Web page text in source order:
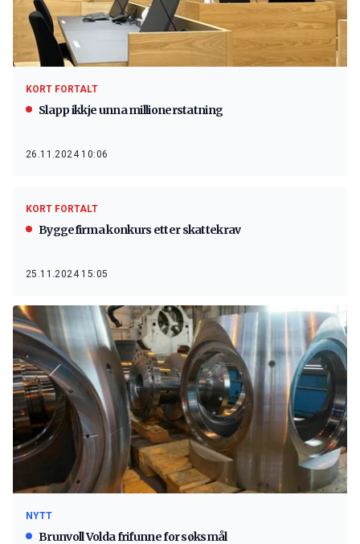
KORT FORTALT
Slapp ikkje unna millionerstatning
26.11.2024 10:06
KORT FORTALT
Byggefirma konkurs etter skattekrav
25.11.2024 15:05
NYTT
Brunvoll Volda frifunne for søksmål